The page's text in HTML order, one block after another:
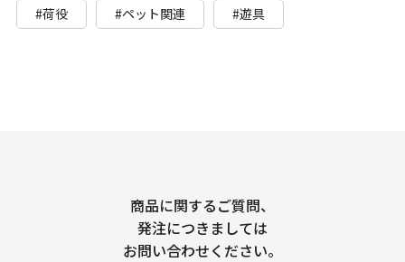
#荷役 #ペット関連 #遊具
商品に関するご質問、
発注につきましては
お問い合わせください。